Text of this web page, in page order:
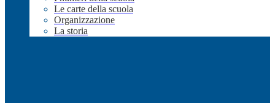
Le carte della scuola
Organizzazione
La storia